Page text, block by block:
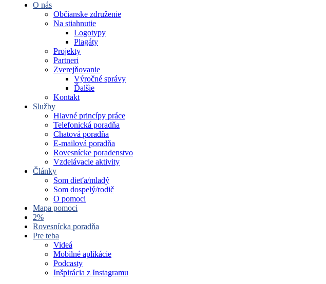
O nás
Občianske združenie
Na stiahnutie
Logotypy
Plagáty
Projekty
Partneri
Zverejňovanie
Výročné správy
Ďalšie
Kontakt
Služby
Hlavné princípy práce
Telefonická poradňa
Chatová poradňa
E-mailová poradňa
Rovesnícke poradenstvo
Vzdelávacie aktivity
Články
Som dieťa/mladý
Som dospelý/rodič
O pomoci
Mapa pomoci
2%
Rovesnícka poradňa
Pre teba
Videá
Mobilné aplikácie
Podcasty
Inšpirácia z Instagramu